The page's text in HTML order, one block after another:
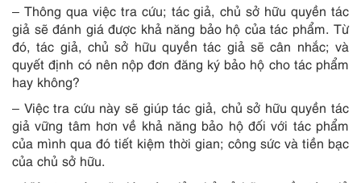
– Thông qua việc tra cứu; tác giả, chủ sở hữu quyền tác
giả sẽ đánh giá được khả năng bảo hộ của tác phẩm. Từ
đó, tác giả, chủ sở hữu quyền tác giả sẽ cân nhắc; và
quyết định có nên nộp đơn đăng ký bảo hộ cho tác phẩm
hay không?
– Việc tra cứu này sẽ giúp tác giả, chủ sở hữu quyền tác
giả vững tâm hơn về khả năng bảo hộ đối với tác phẩm
của mình qua đó tiết kiệm thời gian; công sức và tiền bạc
của chủ sở hữu.